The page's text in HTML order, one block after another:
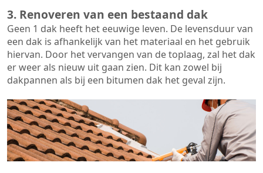
3. Renoveren van een bestaand dak
Geen 1 dak heeft het eeuwige leven. De levensduur van
een dak is afhankelijk van het materiaal en het gebruik
hiervan. Door het vervangen van de toplaag, zal het dak
er weer als nieuw uit gaan zien. Dit kan zowel bij
dakpannen als bij een bitumen dak het geval zijn.